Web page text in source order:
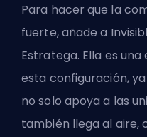
Para hacer que la
fuerte, añade a
Estratega. Ella es
esta configuración,
no solo apoya a las
también llega al aire,